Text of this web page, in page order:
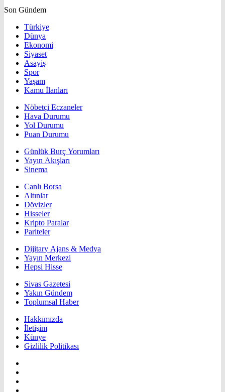
Son Gündem
Türkiye
Dünya
Ekonomi
Siyaset
Asayiş
Spor
Yaşam
Kamu İlanları
Nöbetçi Eczaneler
Hava Durumu
Yol Durumu
Puan Durumu
Günlük Burç Yorumları
Yayın Akışları
Sinema
Canlı Borsa
Altınlar
Dövizler
Hisseler
Kripto Paralar
Pariteler
Dijitary Ajans & Medya
Yayın Merkezi
Hepsi Hisse
Sivas Gazetesi
Yakın Gündem
Toplumsal Haber
Hakkımızda
İletişim
Künye
Gizlilik Politikası